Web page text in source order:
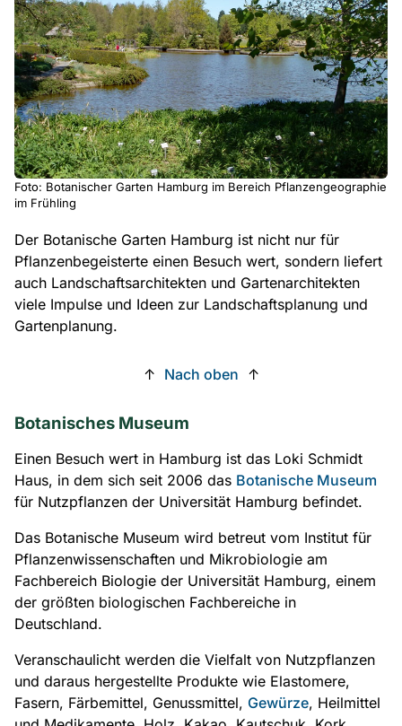
Foto: Botanischer Garten Hamburg im Bereich Pflanzengeographie
im Frühling
Der Botanische Garten Hamburg ist nicht nur für
Pflanzenbegeisterte einen Besuch wert, sondern liefert
auch Landschaftsarchitekten und Gartenarchitekten
viele Impulse und Ideen zur Landschaftsplanung und
Gartenplanung.
↑ Nach oben ↑
Botanisches Museum
Einen Besuch wert in Hamburg ist das Loki Schmidt
Haus, in dem sich seit 2006 das Botanische Museum
für Nutzpflanzen der Universität Hamburg befindet.
Das Botanische Museum wird betreut vom Institut für
Pflanzenwissenschaften und Mikrobiologie am
Fachbereich Biologie der Universität Hamburg, einem
der größten biologischen Fachbereiche in
Deutschland.
Veranschaulicht werden die Vielfalt von Nutzpflanzen
und daraus hergestellte Produkte wie Elastomere,
Fasern, Färbemittel, Genussmittel, Gewürze, Heilmittel